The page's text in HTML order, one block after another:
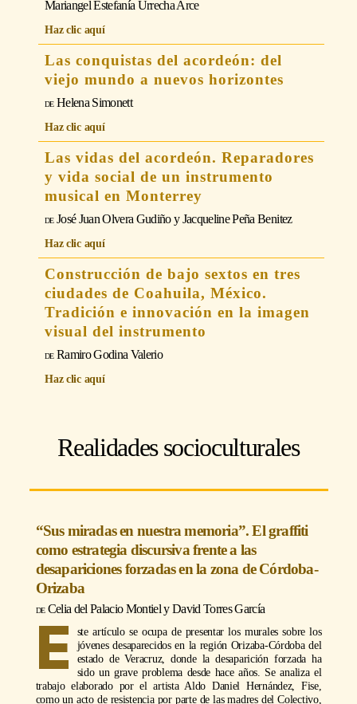
Mariangel Estefanía Urrecha Arce
Haz clic aquí
Las conquistas del acordeón: del
viejo mundo a nuevos horizontes
Helena Simonett
Haz clic aquí
Las vidas del acordeón. Reparadores
y vida social de un instrumento
musical en Monterrey
José Juan Olvera Gudiño y Jacqueline Peña Benitez
Haz clic aquí
Construcción de bajo sextos en tres
ciudades de Coahuila, México.
Tradición e innovación en la imagen
visual del instrumento
Ramiro Godina Valerio
Haz clic aquí
Realidades socioculturales
“Sus miradas en nuestra memoria”. El graffiti
como estrategia discursiva frente a las
desapariciones forzadas en la zona de Córdoba-
Orizaba
Celia del Palacio Montiel y David Torres García
E
ste artículo se ocupa de presentar los murales sobre los
jóvenes desaparecidos en la región Orizaba-Córdoba del
estado de Veracruz, donde la desaparición forzada ha
sido un grave problema desde hace años. Se analiza el
trabajo elaborado por el artista Aldo Daniel Hernández, Fise,
como un acto de resistencia por parte de las madres del Colectivo,